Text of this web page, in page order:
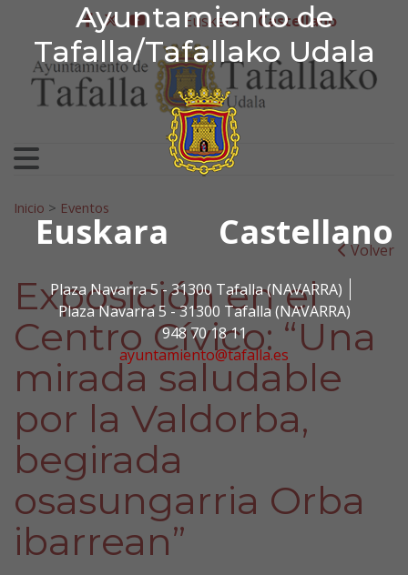
Ayuntamiento de
Tafalla/Tafallako Udala
Euskara Castellano
Plaza Navarra 5 - 31300 Tafalla (NAVARRA)
Plaza Navarra 5 - 31300 Tafalla (NAVARRA)
948 70 18 11
ayuntamiento@tafalla.es
Ir al contenido
Ayuntamiento de
facebook
twitter
youtube
Euskera Castellano
Search for:
Inicio > Eventos
Volver
Exposición en el
Centro Cívico: “Una
mirada saludable
por la Valdorba,
begirada
osasungarria Orba
ibarrean”